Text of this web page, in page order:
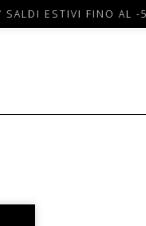
ESTIVI FINO AL -